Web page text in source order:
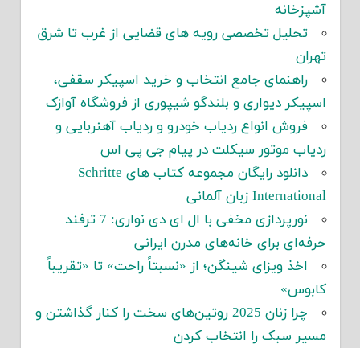
آشپزخانه
تحلیل تخصصی رویه های قضایی از غرب تا شرق
تهران
راهنمای جامع انتخاب و خرید اسپیکر سقفی،
اسپیکر دیواری و بلندگو شیپوری از فروشگاه آوازک
فروش انواع ردیاب خودرو و ردیاب آهنربایی و
ردیاب موتور سیکلت در پیام جی پی اس
دانلود رایگان مجموعه کتاب های Schritte
International زبان آلمانی
نورپردازی مخفی با ال ای دی نواری: 7 ترفند
حرفه‌ای برای خانه‌های مدرن ایرانی
اخذ ویزای شینگن؛ از «نسبتاً راحت» تا «تقریباً
کابوس»
چرا زنان 2025 روتین‌های سخت را کنار گذاشتن و
مسیر سبک را انتخاب کردن